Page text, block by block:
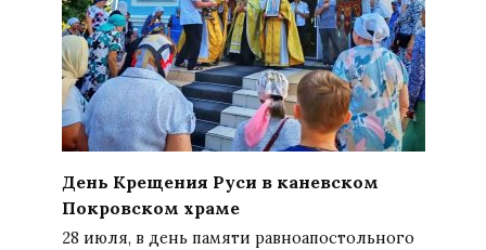
День Крещения Руси в каневском
Покровском храме
28 июля, в день памяти равноапостольного